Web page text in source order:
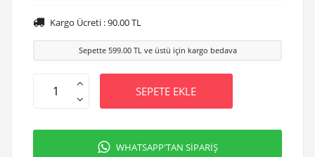
Kargo Ücreti :90.00TL
Sepette 599.00TL ve üstü için kargo bedava
SEPETE EKLE
WHATSAPP'TAN SİPARİŞ